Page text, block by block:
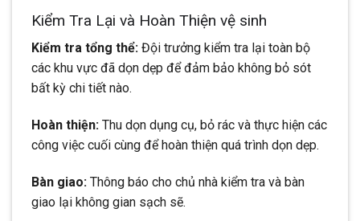
Kiểm Tra Lại và Hoàn Thiện vệ sinh
Kiểm tra tổng thể: Đội trưởng kiểm tra lại toàn bộ
các khu vực đã dọn dẹp để đảm bảo không bỏ sót
bất kỳ chi tiết nào.
Hoàn thiện: Thu dọn dụng cụ, bỏ rác và thực hiện các
công việc cuối cùng để hoàn thiện quá trình dọn dẹp.
Bàn giao: Thông báo cho chủ nhà kiểm tra và bàn
giao lại không gian sạch sẽ.